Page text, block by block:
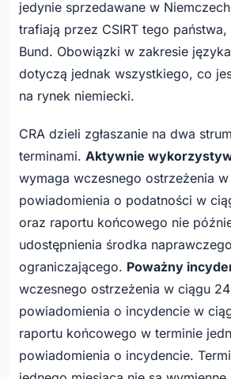
jedynie sprzedawane w
trafiają przez CSIRT tego państwa,
Bund. Obowiązki w zakresie
dotyczą jednak wszystkiego, co
na rynek niemiecki.
CRA dzieli zgłaszanie na dwa
terminami. Aktywnie
wymaga wczesnego ostrzeżenia
powiadomienia o podatności w
oraz raportu końcowego nie
udostępnienia środka
ograniczającego. Poważny
wczesnego ostrzeżenia w ciągu
powiadomienia o incydencie w
raportu końcowego w terminie
powiadomienia o incydencie.